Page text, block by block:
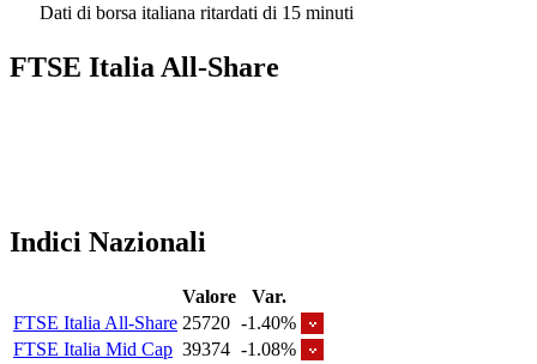
Dati di borsa italiana ritardati di 15 minuti
FTSE Italia All-Share
Indici Nazionali
Valore
Var.
FTSE Italia All-Share 25720 -1.40%
FTSE Italia Mid Cap 39374 -1.08%